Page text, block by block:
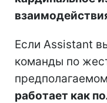
Если Assistant
команды по
работает как